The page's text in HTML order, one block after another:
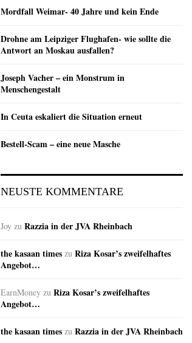
Mordfall Weimar- 40 Jahre und kein Ende
Drohne am Leipziger Flughafen- wie sollte die
Antwort an Moskau ausfallen?
Joseph Vacher – ein Monstrum in
Menschengestalt
In Ceuta eskaliert die Situation erneut
Bestell-Scam – eine neue Masche
NEUSTE KOMMENTARE
Joy zu Razzia in der JVA Rheinbach
the kasaan times zu Riza Kosar’s zweifelhaftes
Angebot…
EarnMoney zu Riza Kosar’s zweifelhaftes
Angebot…
the kasaan times zu Razzia in der JVA Rheinbach